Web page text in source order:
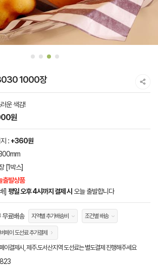
1000장
운 색감!
원
: +360원
[1박스]
출발상품
] 평일 오후 4시까지 결제 시 오늘 출발합니다
무료배송 지역별 추가배송비 조건별 배송
페이 도선료 추가결제
이결제시, 제주.도서산지역 도선료는 별도결제 진행해주세요